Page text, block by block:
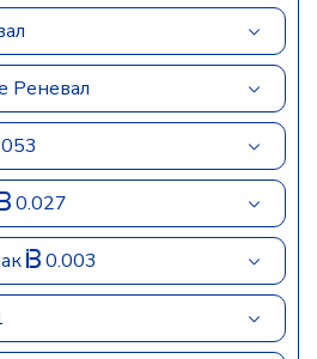
Реневал
0.027
0.003